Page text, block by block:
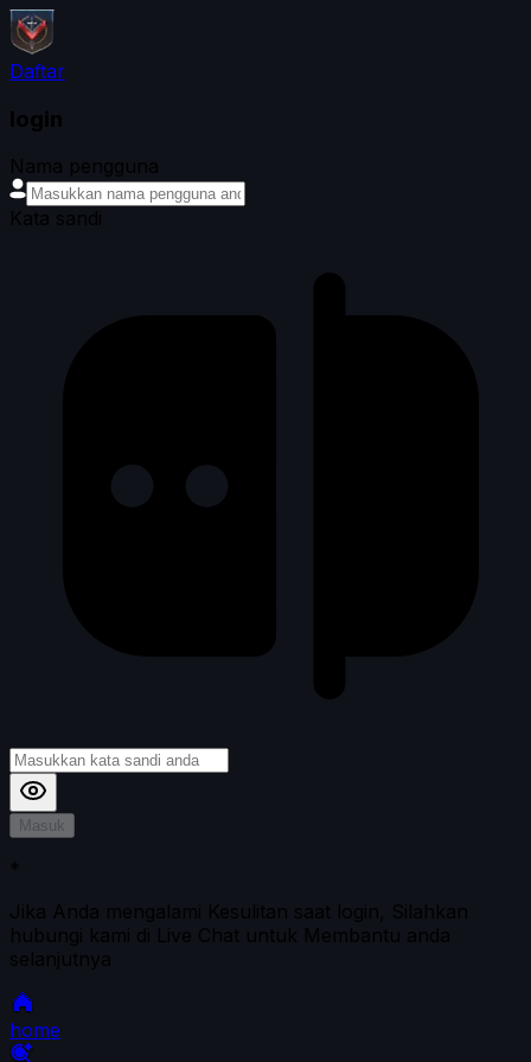
Daftar
login
Nama pengguna
Kata sandi
Masuk
*
Jika Anda mengalami Kesulitan saat login, Silahkan
hubungi kami di Live Chat untuk Membantu anda
selanjutnya
home